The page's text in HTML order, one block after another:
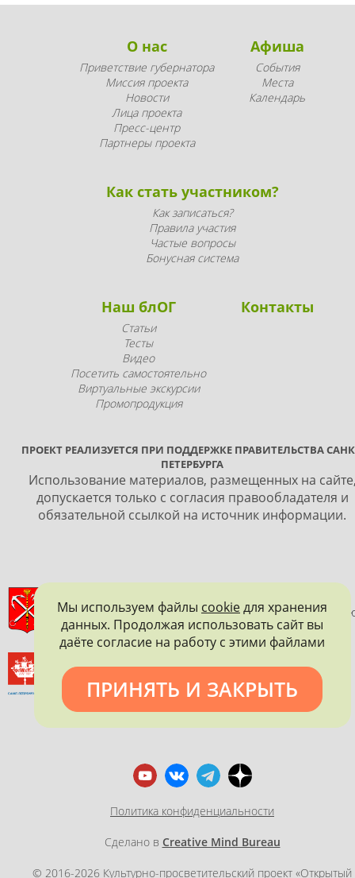
О нас
Приветствие губернатора
Миссия проекта
Новости
Лица проекта
Пресс-центр
Партнеры проекта
Афиша
События
Места
Календарь
Как стать участником?
Как записаться?
Правила участия
Частые вопросы
Бонусная система
Наш блОГ
Статьи
Тесты
Видео
Посетить самостоятельно
Виртуальные экскурсии
Промопродукция
Контакты
ПРОЕКТ РЕАЛИЗУЕТСЯ ПРИ ПОДДЕРЖКЕ ПРАВИТЕЛЬСТВА
ПЕТЕРБУРГА
Использование материалов, размещенных на
допускается только с согласия правообладателя и
обязательной ссылкой на источник информации.
КОМИТЕТ ПО ГОСУДАРСТВЕННОМУ КОНТРОЛЮ,
И ОХРАНЕ ПАМЯТНИКОВ ИСТОРИИ И КУЛЬТУРЫ
ИСТОРИИ И КУЛЬТУРЫ
САНКТ-ПЕТЕРБУРГСКОЕ ГОРОДСКОЕ ОТДЕЛЕНИЕ
Политика конфиденциальности
Сделано в Creative Mind Bureau
© 2016-2026 Культурно-просветительский проект «Открытый
Мы используем файлы cookieдля хранения
данных. Продолжая использовать сайт вы
даёте согласие на работу с этими файлами
ПРИНЯТЬ И ЗАКРЫТЬ